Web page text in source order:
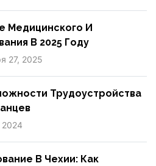
Медицинского И
В 2025 Году
27, 2025
Трудоустройства
2024
В Чехии: Как